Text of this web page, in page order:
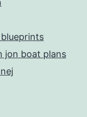
jon boat plans